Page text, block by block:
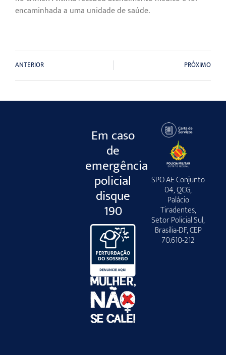
encaminhada a uma unidade de saúde.
ANTERIOR PRÓXIMO
Em caso
de
emergência
policial
disque
190
SPO AE Conjunto
04, QCG,
Palácio
Tiradentes,
Setor Policial Sul,
Brasília-DF, CEP
70.610-212